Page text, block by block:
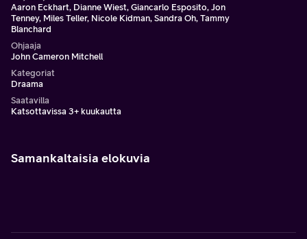
Aaron Eckhart, Dianne Wiest, Giancarlo Esposito, Jon
Tenney, Miles Teller, Nicole Kidman, Sandra Oh, Tammy
Blanchard
Ohjaaja
John Cameron Mitchell
Kategoriat
Draama
Saatavilla
Katsottavissa 3+ kuukautta
Samankaltaisia elokuvia